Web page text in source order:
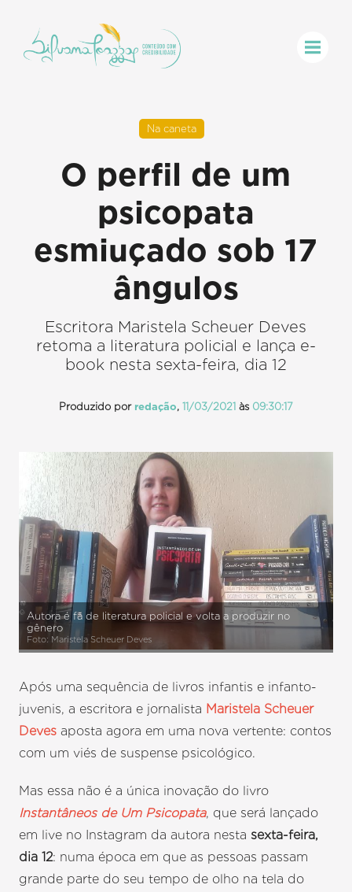
Na caneta
O perfil de um
psicopata
esmiuçado sob 17
ângulos
Escritora Maristela Scheuer Deves
retoma a literatura policial e lança e-
book nesta sexta-feira, dia 12
Produzido por redação, 11/03/2021às 09:30:17
Autora é fã de literatura policial e volta a produzir no
gênero
Foto: Maristela Scheuer Deves
Após uma sequência de livros infantis e infanto-
juvenis, a escritora e jornalista Maristela Scheuer
Deves aposta agora em uma nova vertente: contos
com um viés de suspense psicológico.
Mas essa não é a única inovação do livro
Instantâneos de Um Psicopata, que será lançado
em live no Instagram da autora nestasexta-feira,
dia 12: numa época em que as pessoas passam
grande parte do seu tempo de olho na tela do